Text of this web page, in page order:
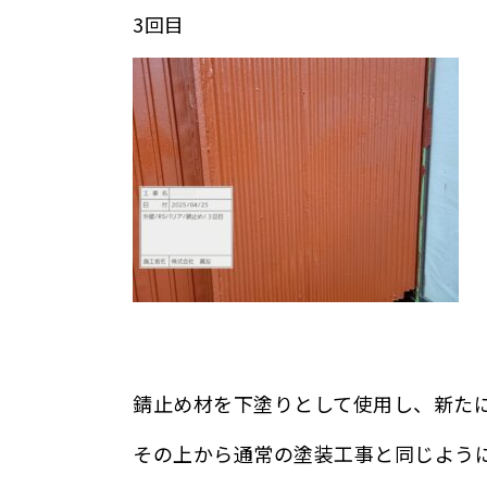
3回目
錆止め材を下塗りとして使用し、新た
その上から通常の塗装工事と同じよう